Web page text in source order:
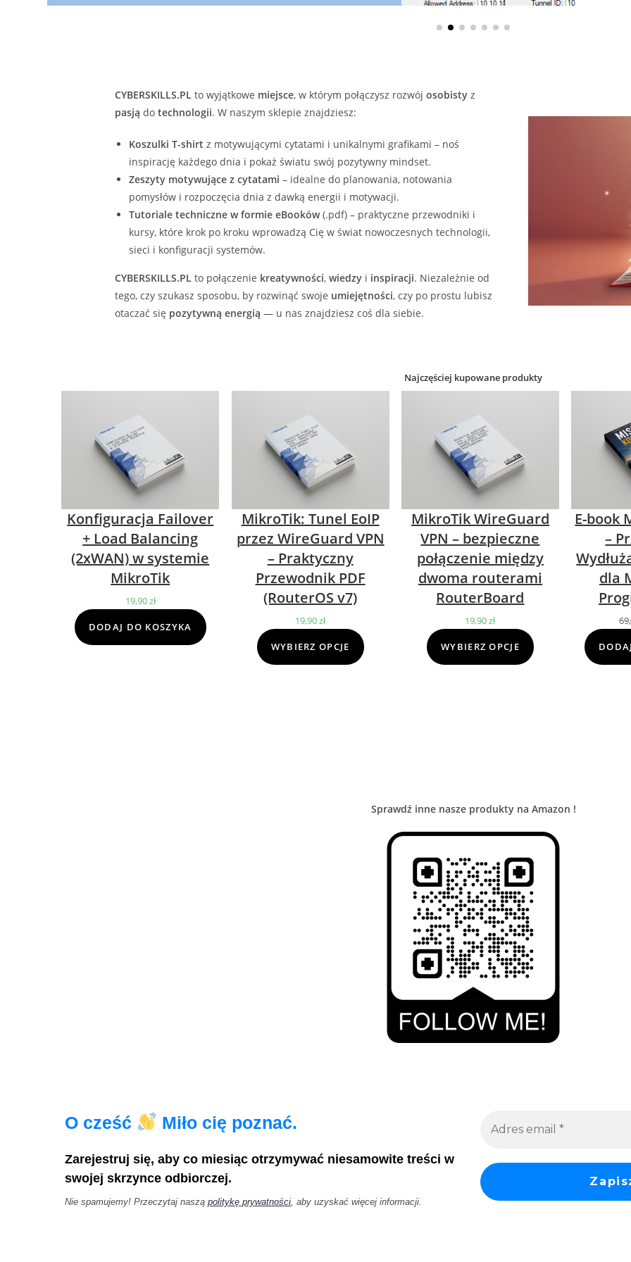
CYBERSKILLS.PLto wyjątkowe miejsce, w którym połączysz rozwój osobistyz
pasją do technologii. W naszym sklepie znajdziesz:
Koszulki T-shirt z motywującymi cytatami i unikalnymi grafikami – noś
inspirację każdego dnia i pokaż światu swój pozytywny mindset.
Zeszyty motywujące z cytatami – idealne do planowania, notowania
pomysłów i rozpoczęcia dnia z dawką energii i motywacji.
Tutoriale techniczne w formie eBooków(.pdf) – praktyczne przewodniki i
kursy, które krok po kroku wprowadzą Cię w świat nowoczesnych technologii,
sieci i konfiguracji systemów.
CYBERSKILLS.PLto połączenie kreatywności, wiedzyi inspiracji. Niezależnie od
tego, czy szukasz sposobu, by rozwinąć swoje umiejętności, czy po prostu lubisz
otaczać się pozytywną energią — u nas znajdziesz coś dla siebie.
Najczęściej kupowane produkty
Konfiguracja Failover
+ Load Balancing
(2xWAN) w systemie
MikroTik
19,90zł
DODAJ DO KOSZYKA
MikroTik: Tunel EoIP
przez WireGuard VPN
– Praktyczny
Przewodnik PDF
(RouterOS v7)
19,90zł
WYBIERZ OPCJE
MikroTik WireGuard
VPN – bezpieczne
połączenie między
dwoma routerami
RouterBoard
19,90zł
WYBIERZ OPCJE
E-book
–
dla
Sprawdź inne nasze produkty na Amazon !
O cześć Miło cię poznać.
Zarejestruj się, aby co miesiąc otrzymywać niesamowite treści w
swojej skrzynce odbiorczej.
Nie spamujemy! Przeczytaj nasząpolitykę prywatności , aby uzyskać więcej informacji.